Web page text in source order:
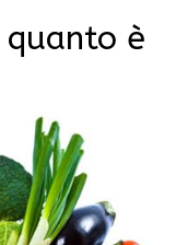
è